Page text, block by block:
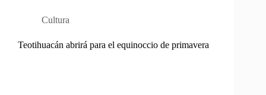
Cultura
Teotihuacán abrirá para el equinoccio de primavera